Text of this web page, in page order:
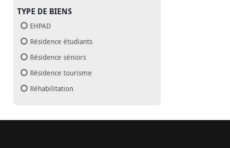
TYPE DE BIENS
EHPAD
Résidence étudiants
Résidence séniors
Résidence tourisme
Réhabilitation